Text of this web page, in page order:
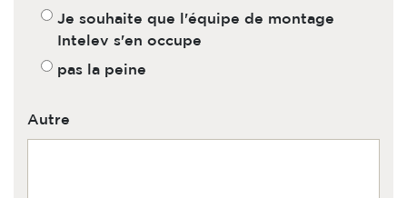
Je souhaite que l'équipe de montage
Intelev s'en occupe
pas la peine
Autre